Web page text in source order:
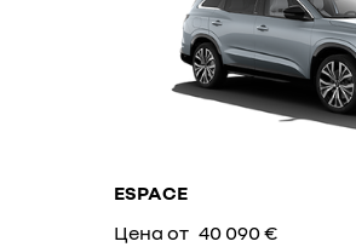
ESPACE
Цена от 40 090 €